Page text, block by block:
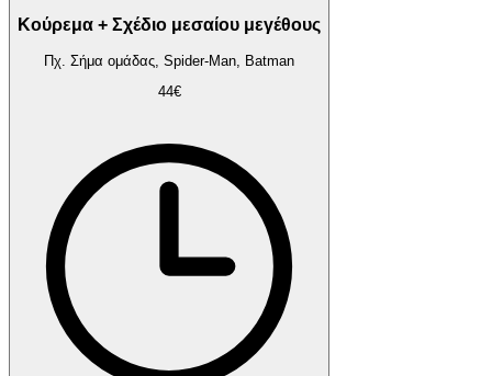
Κούρεμα + Σχέδιο μεσαίου μεγέθους
Πχ. Σήμα ομάδας, Spider-Man, Batman
44€